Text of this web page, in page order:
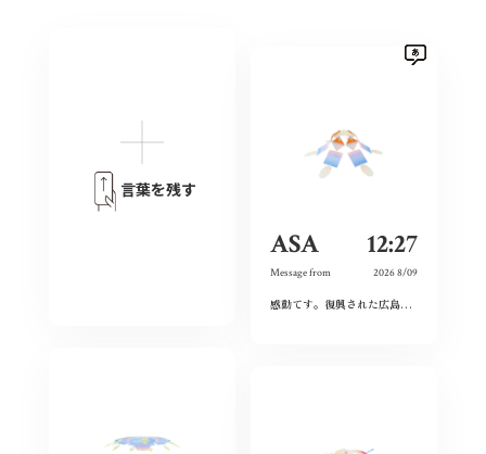
言葉を残す
ASA 12:27
Message from 2026 8/09
感動てす。復興された広島人の底力と企業力を改めて知らされました！